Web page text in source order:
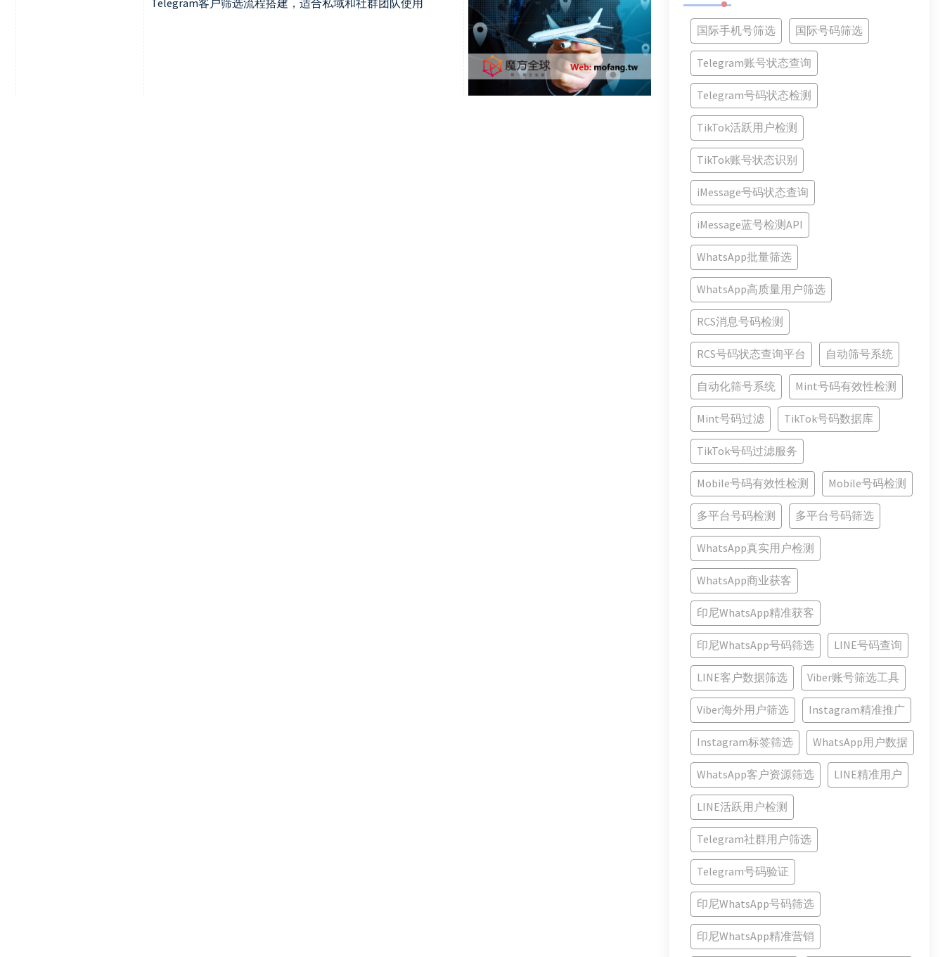
国际手机号筛选
国际号码筛选
Telegram账号状态查询
Telegram号码状态检测
TikTok活跃用户检测
TikTok账号状态识别
iMessage号码状态查询
iMessage蓝号检测API
WhatsApp批量筛选
WhatsApp高质量用户筛选
RCS消息号码检测
RCS号码状态查询平台 自动筛号系统
自动化筛号系统 Mint号码有效性检测
Mint号码过滤 TikTok号码数据库
TikTok号码过滤服务
Mobile号码有效性检测 Mobile号码检测
多平台号码检测 多平台号码筛选
WhatsApp真实用户检测
WhatsApp商业获客
印尼WhatsApp精准获客
印尼WhatsApp号码筛选 LINE号码查询
LINE客户数据筛选 Viber账号筛选工具
Viber海外用户筛选 Instagram精准推广
Instagram标签筛选 WhatsApp用户数据
WhatsApp客户资源筛选 LINE精准用户
LINE活跃用户检测
Telegram社群用户筛选
Telegram号码验证
印尼WhatsApp号码筛选
印尼WhatsApp精准营销